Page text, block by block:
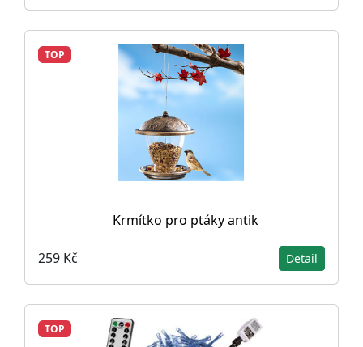
TOP
Krmítko pro ptáky antik
259 Kč Detail
TOP